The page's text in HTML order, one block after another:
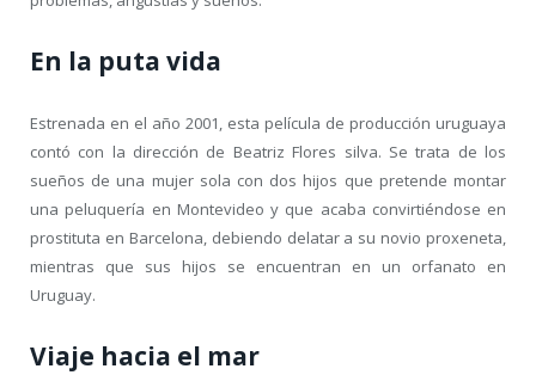
En la puta vida
Estrenada en el año 2001, esta película de producción uruguaya
contó con la dirección de Beatriz Flores silva. Se trata de los
sueños de una mujer sola con dos hijos que pretende montar
una peluquería en Montevideo y que acaba convirtiéndose en
prostituta en Barcelona, debiendo delatar a su novio proxeneta,
mientras que sus hijos se encuentran en un orfanato en
Uruguay.
Viaje hacia el mar